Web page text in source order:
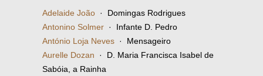
Adelaide João · Domingas Rodrigues
Antonino Solmer · Infante D. Pedro
António Loja Neves · Mensageiro
Aurelle Dozan · D. Maria Francisca Isabel de
Sabóia, a Rainha